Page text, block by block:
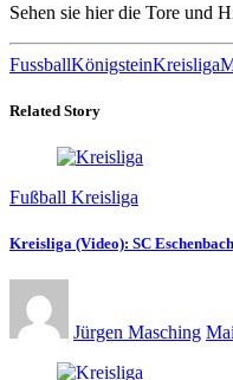
Sehen sie hier die Tore und
FussballKönigsteinKreisliga
Related Story
Fußball Kreisliga
Kreisliga (Video): SC
Jürgen Masching